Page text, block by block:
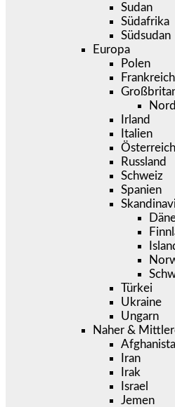
Sudan
Südafrika
Südsudan
Europa
Polen
Frankreich
Irland
Italien
Österreich
Russland
Schweiz
Spanien
Türkei
Ukraine
Ungarn
Naher &
Iran
Irak
Israel
Jemen